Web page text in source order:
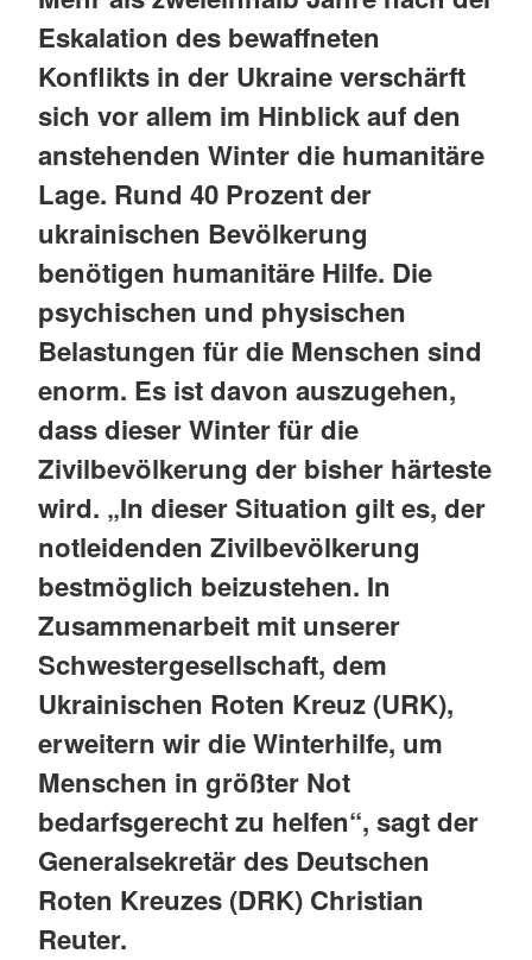
Eskalation des bewaffneten
Konflikts in der Ukraine verschärft
sich vor allem im Hinblick auf den
anstehenden Winter die humanitäre
Lage. Rund 40 Prozent der
ukrainischen Bevölkerung
benötigen humanitäre Hilfe. Die
psychischen und physischen
Belastungen für die Menschen sind
enorm. Es ist davon auszugehen,
dass dieser Winter für die
Zivilbevölkerung der bisher härteste
wird. „In dieser Situation gilt es, der
notleidenden Zivilbevölkerung
bestmöglich beizustehen. In
Zusammenarbeit mit unserer
Schwestergesellschaft, dem
Ukrainischen Roten Kreuz (URK),
erweitern wir die Winterhilfe, um
Menschen in größter Not
bedarfsgerecht zu helfen“, sagt der
Generalsekretär des Deutschen
Roten Kreuzes (DRK) Christian
Reuter.